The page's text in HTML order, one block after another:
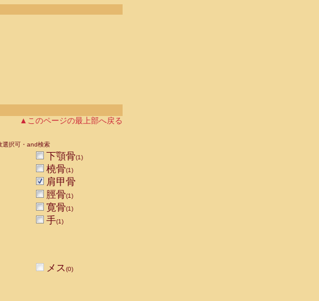
▲このページの最上部へ戻る
択可・and検索
下顎骨(1)
橈骨(1)
肩甲骨
脛骨(1)
寛骨(1)
手(1)
メス(0)